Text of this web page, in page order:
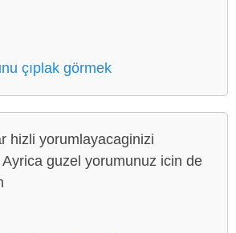
çıplak görmek
hizli yorumlayacaginizi
guzel yorumunuz icin de